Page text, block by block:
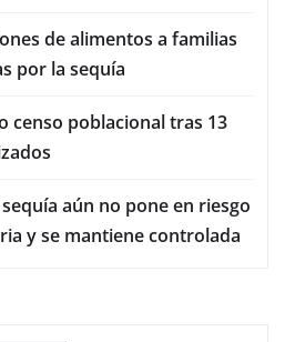
de alimentos a familias
por la sequía
censo poblacional tras 13
aún no pone en riesgo
y se mantiene controlada